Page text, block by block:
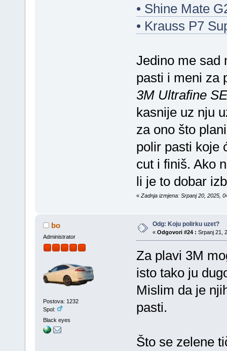
• Shine Mate
• Krauss P7
Jedino me sad
pasti i meni za
3M Ultrafine
kasnije uz nju
za ono što
polir pasti koje
cut i finiš. Ako
li je to dobar
« Zadnja izmjena: Srpanj 20, 2025,
bo
Administrator
Postova: 1232
Spol:
Black eyes
Odg: Koju polirku uzet?
« Odgovori #24 : Srpanj 21,
Za plavi 3M
isto tako ju
Mislim da je
pasti.
Što se zelene